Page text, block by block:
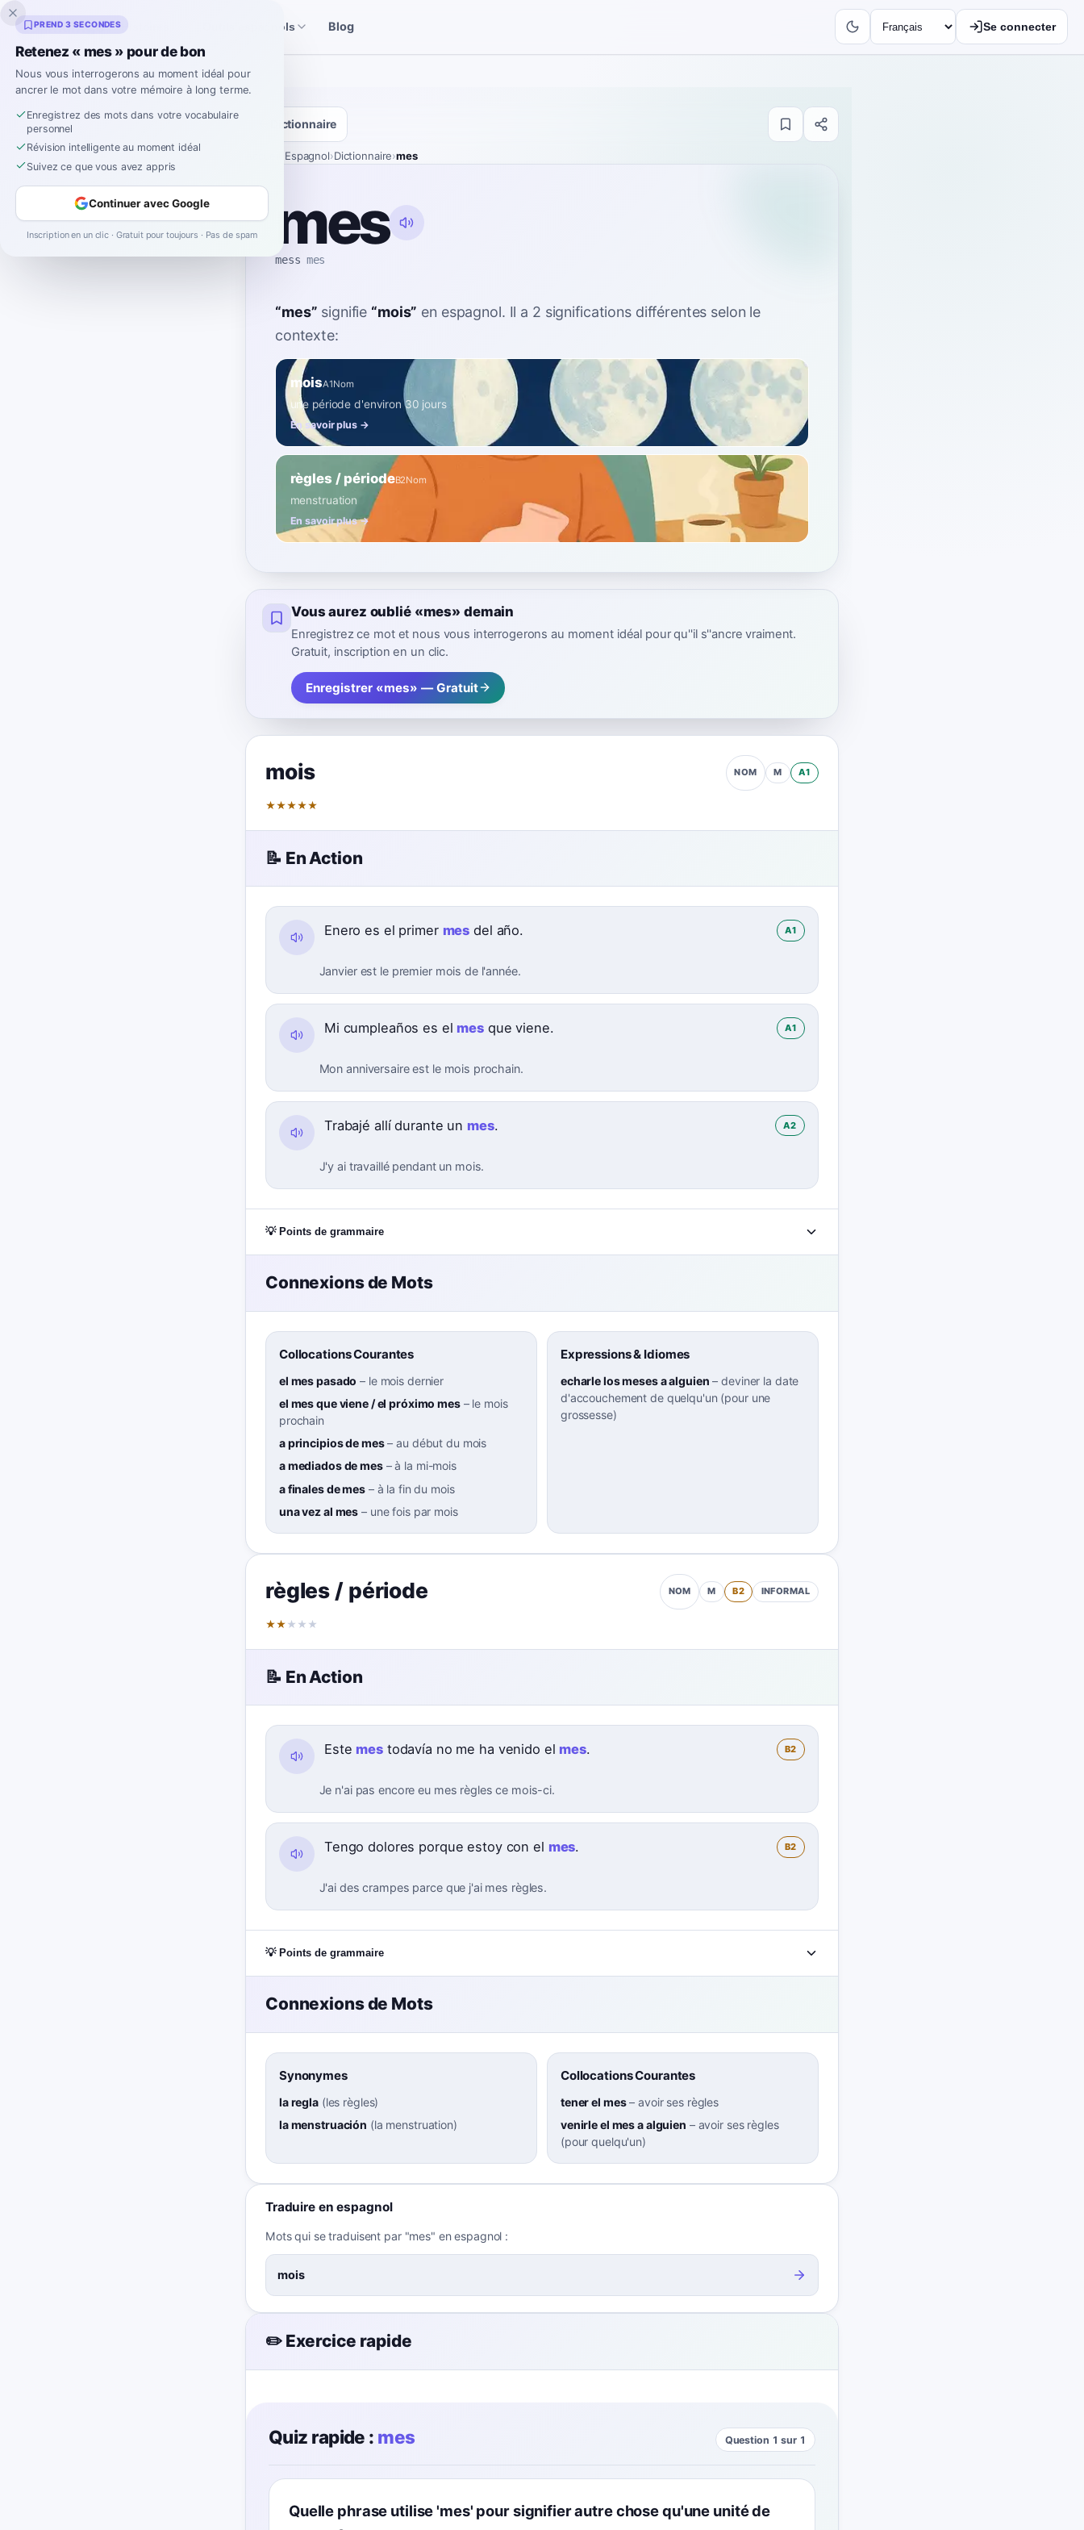
Inklingo Outils espagnols Blog Se connecter
Dictionnaire
Espagnol›Dictionnaire›mes
mes
mess mes
“mes” signifie “mois” en espagnol. Il a 2 significations différentes selon le
contexte:
moisA1Nom
une période d'environ 30 jours
En savoir plus →
règles / périodeB2Nom
menstruation
En savoir plus →
Vous aurez oublié «mes» demain
Enregistrez ce mot et nous vous interrogerons au moment idéal pour qu''il s''ancre vraiment.
Gratuit, inscription en un clic.
Enregistrer «mes» — Gratuit
mois NOM M A1
★★★★★
📝 En Action
Enero es el primer mes del año. A1
Janvier est le premier mois de l'année.
Mi cumpleaños es el mes que viene. A1
Mon anniversaire est le mois prochain.
Trabajé allí durante un mes. A2
J'y ai travaillé pendant un mois.
💡 Points de grammaire
Connexions de Mots
Collocations Courantes
el mes pasado – le mois dernier
el mes que viene / el próximo mes– le mois
prochain
a principios de mes–au début du mois
a mediados de mes–à la mi-mois
a finales de mes– à la fin du mois
una vez al mes – une fois par mois
Expressions & Idiomes
echarle los meses a alguien –deviner la date
d'accouchement de quelqu'un (pour une
grossesse)
règles / période NOM M B2 INFORMAL
★★ ★ ★ ★
📝 En Action
Este mes todavía no me ha venido el mes. B2
Je n'ai pas encore eu mes règles ce mois-ci.
Tengo dolores porque estoy con el mes. B2
J'ai des crampes parce que j'ai mes règles.
💡 Points de grammaire
Connexions de Mots
Synonymes
la regla(les règles)
la menstruación (la menstruation)
Collocations Courantes
tener el mes–avoir ses règles
venirle el mes a alguien – avoir ses règles
(pour quelqu'un)
Traduire en espagnol
Mots qui se traduisent par "mes" en espagnol :
mois
✏️ Exercice rapide
Quiz rapide : mes Question 1 sur 1
Quelle phrase utilise 'mes' pour signifier autre chose qu'une unité de
PREND 3 SECONDES
Retenez « mes » pour de bon
Nous vous interrogerons au moment idéal pour
ancrer le mot dans votre mémoire à long terme.
Enregistrez des mots dans votre vocabulaire
personnel
Révision intelligente au moment idéal
Suivez ce que vous avez appris
Continuer avec Google
Inscription en un clic · Gratuit pour toujours · Pas de spam